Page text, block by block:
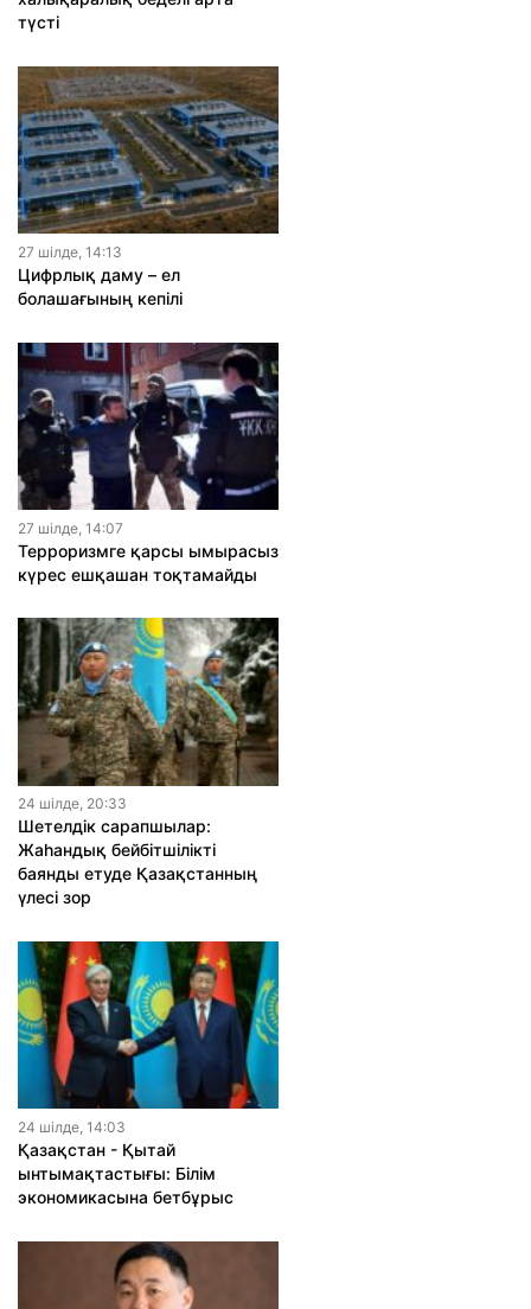
түсті
27 шiлде, 14:13
Цифрлық даму – ел
болашағының кепілі
27 шiлде, 14:07
Терроризмге қарсы ымырасыз
күрес ешқашан тоқтамайды
24 шiлде, 20:33
Шетелдік сарапшылар:
Жаһандық бейбітшілікті
баянды етуде Қазақстанның
үлесі зор
24 шiлде, 14:03
Қазақстан - Қытай
ынтымақтастығы: Білім
экономикасына бетбұрыс